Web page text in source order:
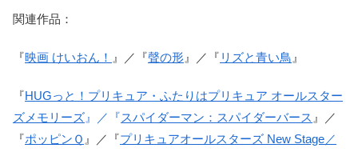
関連作品：
『映画 けいおん！ 』／『聲の形 』／『 リズと青い鳥 』
『HUGっと！プリキュア・ふたりはプリキュア オールスター
ズメモリーズ 』／『スパイダーマン：スパイダーバース 』／
『ポッピンＱ 』／『プリキュアオールスターズ New Stage／